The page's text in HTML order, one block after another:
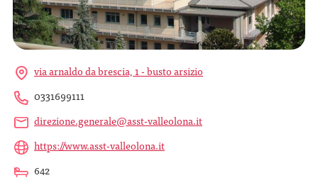
via arnaldo da brescia, 1 - busto arsizio
0331699111
direzione.generale@asst-valleolona.it
https://www.asst-valleolona.it
642